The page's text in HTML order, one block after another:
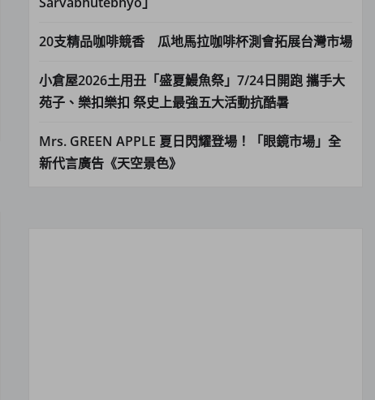
20支精品咖啡競香 瓜地馬拉咖啡杯測會拓展台灣市場
小倉屋2026土用丑「盛夏鰻魚祭」7/24日開跑 攜手大
苑子、樂扣樂扣 祭史上最強五大活動抗酷暑
Mrs. GREEN APPLE 夏日閃耀登場！「眼鏡市場」全
新代言廣告《天空景色》